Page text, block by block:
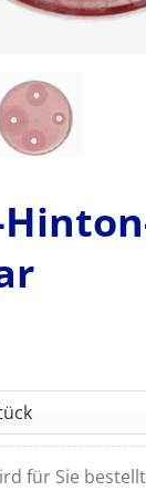
für Sie bestellt